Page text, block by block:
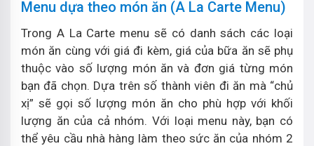
Menu dựa theo món ăn (A La Carte Menu)
Trong A La Carte menu sẽ có danh sách các loại
món ăn cùng với giá đi kèm, giá của bữa ăn sẽ phụ
thuộc vào số lượng món ăn và đơn giá từng món
bạn đã chọn. Dựa trên số thành viên đi ăn mà “chủ
xị” sẽ gọi số lượng món ăn cho phù hợp với khối
lượng ăn của cả nhóm. Với loại menu này, bạn có
thể yêu cầu nhà hàng làm theo sức ăn của nhóm 2